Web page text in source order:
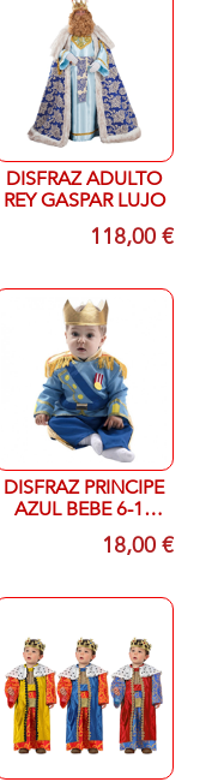
DISFRAZ ADULTO
REY GASPAR LUJO
118,00 €
DISFRAZ PRINCIPE
AZUL BEBE 6-12
MESES18,00 €